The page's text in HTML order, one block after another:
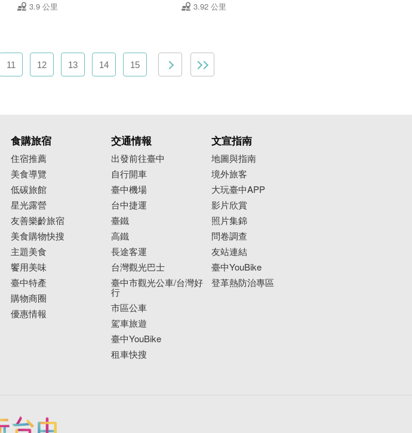
3.9 公里 3.92 公里
11 12 13 14 15
食購旅宿
住宿推薦
美食導覽
低碳旅館
星光露營
友善樂齡旅宿
美食購物快搜
主題美食
饗用美味
臺中特產
購物商圈
優惠情報
交通情報
出發前往臺中
自行開車
臺中機場
台中捷運
臺鐵
高鐵
長途客運
台灣觀光巴士
臺中市觀光公車/台灣好
行
市區公車
駕車旅遊
臺中YouBike
租車快搜
文宣指南
地圖與指南
境外旅客
大玩臺中APP
影片欣賞
照片集錦
問卷調查
友站連結
臺中YouBike
登革熱防治專區